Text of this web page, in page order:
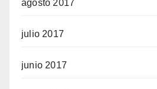
agosto 2017
julio 2017
junio 2017